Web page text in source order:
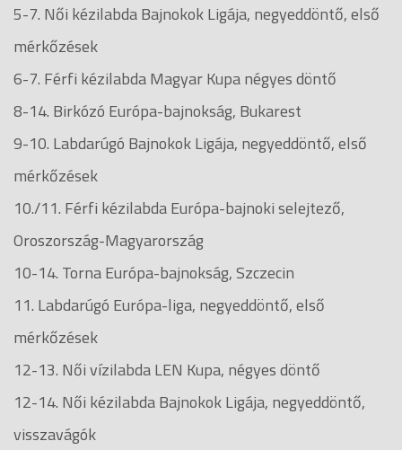
5-7. Női kézilabda Bajnokok Ligája, negyeddöntő, első
mérkőzések
6-7. Férfi kézilabda Magyar Kupa négyes döntő
8-14. Birkózó Európa-bajnokság, Bukarest
9-10. Labdarúgó Bajnokok Ligája, negyeddöntő, első
mérkőzések
10./11. Férfi kézilabda Európa-bajnoki selejtező,
Oroszország-Magyarország
10-14. Torna Európa-bajnokság, Szczecin
11. Labdarúgó Európa-liga, negyeddöntő, első
mérkőzések
12-13. Női vízilabda LEN Kupa, négyes döntő
12-14. Női kézilabda Bajnokok Ligája, negyeddöntő,
visszavágók